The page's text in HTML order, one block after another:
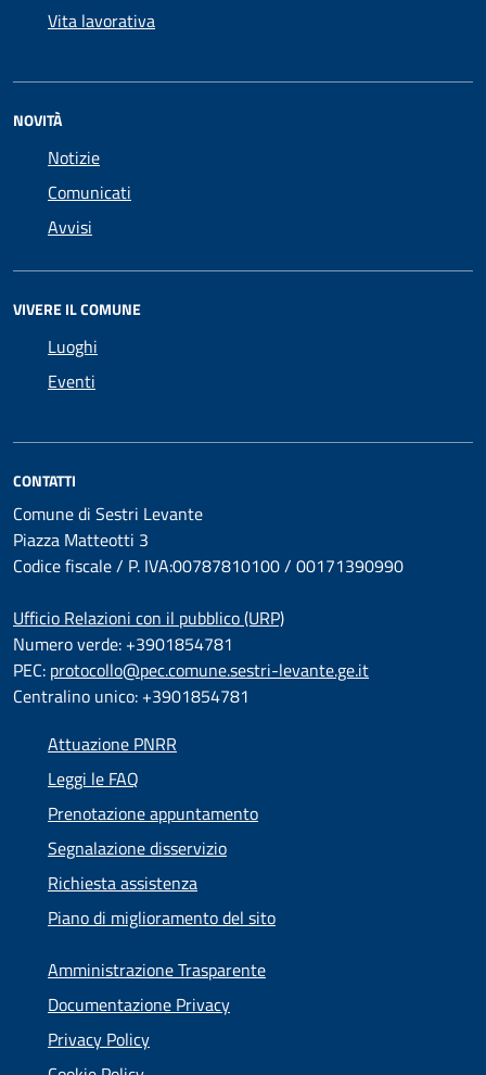
Vita lavorativa
NOVITÀ
Notizie
Comunicati
Avvisi
VIVERE IL COMUNE
Luoghi
Eventi
CONTATTI
Comune di Sestri Levante
Piazza Matteotti 3
Codice fiscale / P. IVA:00787810100 / 00171390990
Ufficio Relazioni con il pubblico (URP)
Numero verde: +3901854781
PEC: protocollo@pec.comune.sestri-levante.ge.it
Centralino unico: +3901854781
Attuazione PNRR
Leggi le FAQ
Prenotazione appuntamento
Segnalazione disservizio
Richiesta assistenza
Piano di miglioramento del sito
Amministrazione Trasparente
Documentazione Privacy
Privacy Policy